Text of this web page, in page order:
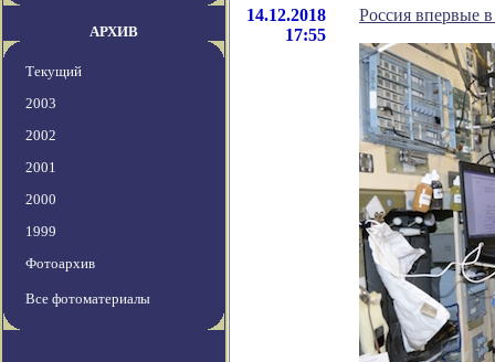
АРХИВ
Текущий
2003
2002
2001
2000
1999
Фотоархив
Все фотоматериалы
14.12.2018
17:55
Россия впервые